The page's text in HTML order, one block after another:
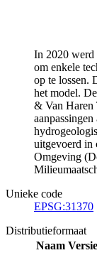
In 2020 werd
om enkele
op te lossen.
het model.
& Van Haren
uitgevoerd in
Omgeving
Unieke code
EPSG:31370
Distributieformaat
Naam Versie